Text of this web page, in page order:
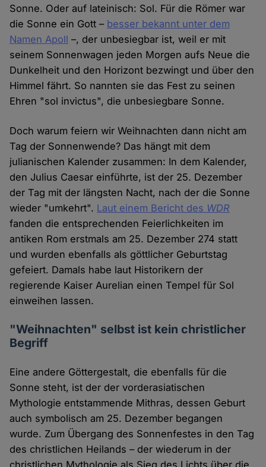
Sonne. Oder auf lateinisch: Sol. Für die Römer war
die Sonne ein Gott – besser bekannt unter dem
Namen Apoll –, der unbesiegbar ist, weil er mit
seinem Sonnenwagen jeden Morgen aufs Neue die
Dunkelheit und den Horizont bezwingt und über den
Himmel fährt. So nannten sie das Fest zu seinen
Ehren "sol invictus", die unbesiegbare Sonne.
Doch warum feiern wir Weihnachten dann nicht am
Tag der Sonnenwende? Das hängt mit dem
julianischen Kalender zusammen: In dem Kalender,
den Julius Caesar einführte, ist der 25. Dezember
der Tag mit der längsten Nacht, nach der die Sonne
wieder "umkehrt". Laut einem Bericht des WDR
fanden die entsprechenden Feierlichkeiten im
antiken Rom erstmals am 25. Dezember 274 statt
und wurden ebenfalls als göttlicher Geburtstag
gefeiert. Damals habe laut Historikern der
regierende Kaiser Aurelian einen Tempel für Sol
einweihen lassen.
"Weihnachten" selbst ist kein christlicher
Begriff
Eine andere Göttergestalt, die ebenfalls für die
Sonne steht, ist der der vorderasiatischen
Mythologie entstammende Mithras, dessen Geburt
auch symbolisch am 25. Dezember begangen
wurde. Zum Übergang des Sonnenfestes in den Tag
des christlichen Heilands – der wiederum in der